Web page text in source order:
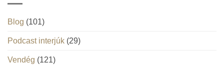
Blog (101)
Podcast interjúk (29)
Vendég (121)